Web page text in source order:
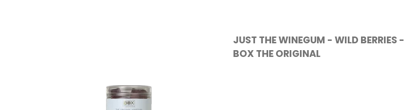
JUST THE WINEGUM - WILD BERRIES -
BOX THE ORIGINAL